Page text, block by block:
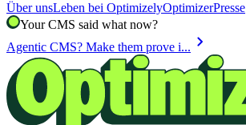
Über unsLeben bei OptimizelyOptimizerPresse
Your CMS said what now?
Agentic CMS? Make them prove i... chevron_right